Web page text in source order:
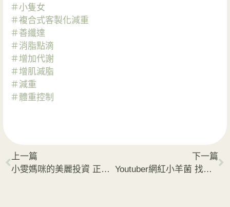
＃小隻女
＃複合式客製化減重
＃善纖達
＃消脂點滴
＃增加代謝
＃增肌減脂
＃減重
＃體重控制
上一篇
小雯媽咪的美麗投資 正確減重比產前更瘦
下一篇
Youtuber網紅小羊菌 找回健康又自信的自己